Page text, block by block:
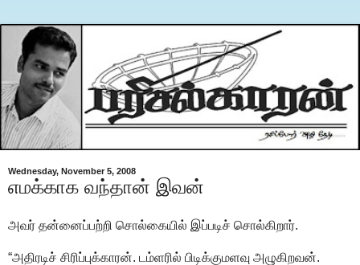
Wednesday, November 5, 2008
எமக்காக வந்தான் இவன்
அவர் தன்னைப்பற்றி சொல்கையில் இப்படிச் சொல்கிறார்.
“அதிரடிச் சிரிப்புக்காரன். டம்ளரில் பிடிக்குமளவு அழுகிறவன்.